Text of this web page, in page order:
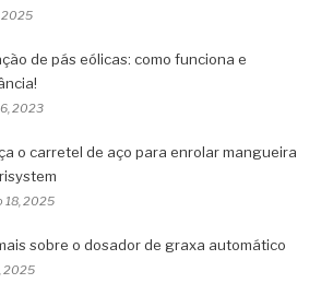
2025
de pás eólicas: como funciona e
2023
o carretel de aço para enrolar mangueira
18, 2025
sobre o dosador de graxa automático
2025